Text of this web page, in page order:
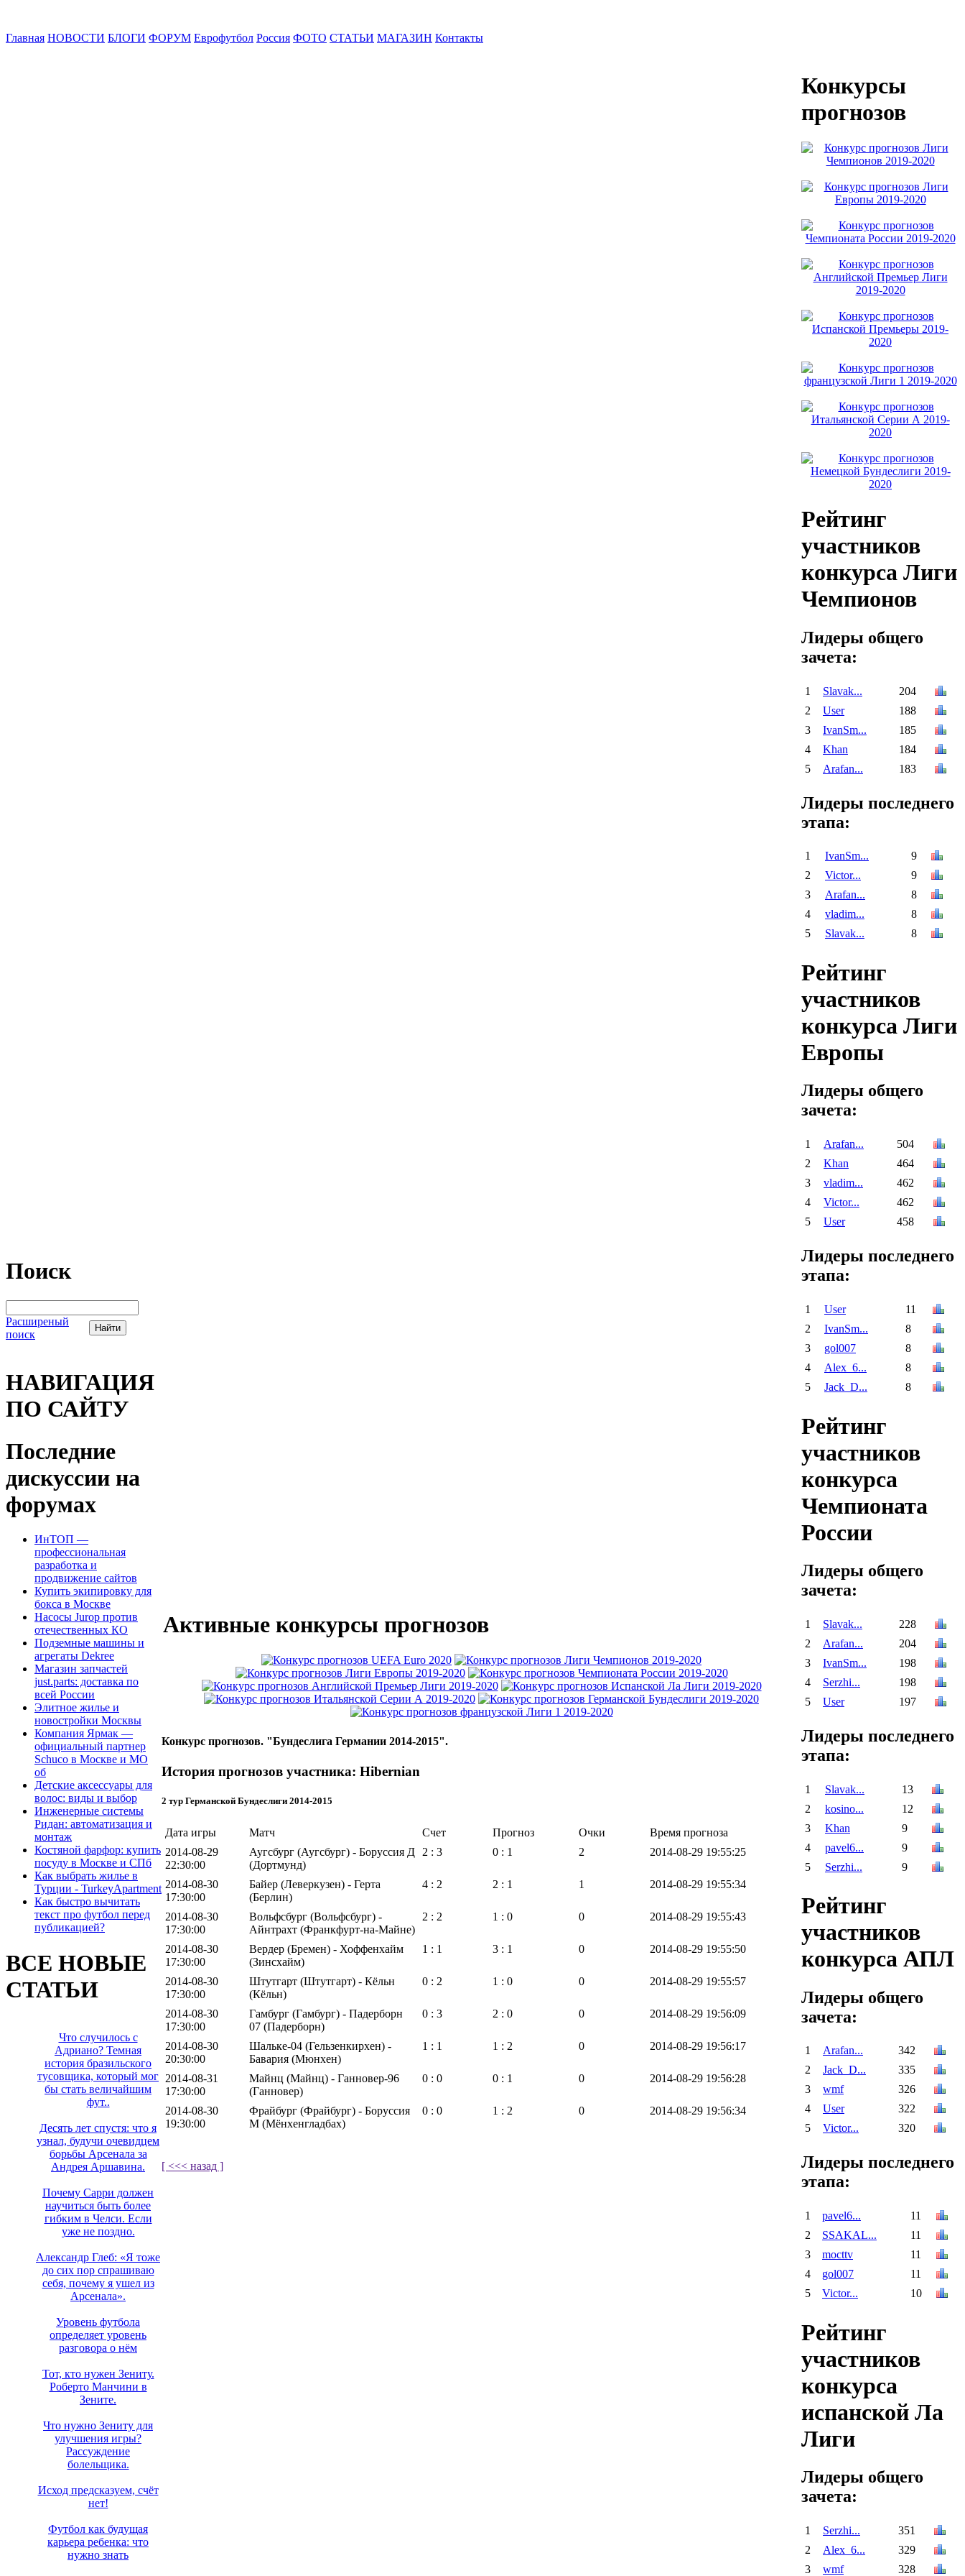
Главная НОВОСТИ БЛОГИ ФОРУМ Еврофутбол Россия ФОТО СТАТЬИ МАГАЗИН Контакты
Поиск
Расширеный
поиск
НАВИГАЦИЯ
ПО САЙТУ
Последние
дискуссии на
форумах
ИнТОП —
профессиональная
разработка и
продвижение сайтов
Купить экипировку для
бокса в Москве
Насосы Jurop против
отечественных КО
Подземные машины и
агрегаты Dekree
Магазин запчастей
just.parts: доставка по
всей России
Элитное жилье и
новостройки Москвы
Компания Ярмак —
официальный партнер
Schuco в Москве и МО
об
Детские аксессуары для
волос: виды и выбор
Инженерные системы
Ридан: автоматизация и
монтаж
Костяной фарфор: купить
посуду в Москве и СПб
Как выбрать жилье в
Турции - TurkeyApartment
Как быстро вычитать
текст про футбол перед
публикацией?
ВСЕ НОВЫЕ
СТАТЬИ
Что случилось с
Адриано? Темная
история бразильского
тусовщика, который мог
бы стать величайшим
фут..
Десять лет спустя: что я
узнал, будучи очевидцем
борьбы Арсенала за
Андрея Аршавина.
Почему Сарри должен
научиться быть более
гибким в Челси. Если
уже не поздно.
Александр Глеб: «Я тоже
до сих пор спрашиваю
себя, почему я ушел из
Арсенала».
Уровень футбола
определяет уровень
разговора о нём
Тот, кто нужен Зениту.
Роберто Манчини в
Зените.
Что нужно Зениту для
улучшения игры?
Рассуждение
болельщика.
Исход предсказуем, счёт
нет!
Футбол как будущая
карьера ребенка: что
нужно знать
Активные конкурсы прогнозов
Конкурс прогнозов. "Бундеслига Германии 2014-2015".
История прогнозов участника: Hibernian
2 тур Германской Бундеслиги 2014-2015
Дата игры Матч Счет Прогноз Очки
Время прогноза
2014-08-29
22:30:00
Аугсбург (Аугсбург) - Боруссия Д
(Дортмунд)
2 : 3 0 : 1 2 2014-08-29 19:55:25
2014-08-30
17:30:00
Байер (Леверкузен) - Герта
(Берлин)
4 : 2 2 : 1 1 2014-08-29 19:55:34
2014-08-30
17:30:00
Вольфсбург (Вольфсбург) -
Айнтрахт (Франкфурт-на-Майне)
2 : 2 1 : 0 0 2014-08-29 19:55:43
2014-08-30
17:30:00
Вердер (Бремен) - Хоффенхайм
(Зинсхайм)
1 : 1 3 : 1 0 2014-08-29 19:55:50
2014-08-30
17:30:00
Штутгарт (Штутгарт) - Кёльн
(Кёльн)
0 : 2 1 : 0 0 2014-08-29 19:55:57
2014-08-30
17:30:00
Гамбург (Гамбург) - Падерборн
07 (Падерборн)
0 : 3 2 : 0 0 2014-08-29 19:56:09
2014-08-30
20:30:00
Шальке-04 (Гельзенкирхен) -
Бавария (Мюнхен)
1 : 1 1 : 2 0 2014-08-29 19:56:17
2014-08-31
17:30:00
Майнц (Майнц) - Ганновер-96
(Ганновер)
0 : 0 0 : 1 0 2014-08-29 19:56:28
2014-08-30
19:30:00
Фрайбург (Фрайбург) - Боруссия
М (Мёнхенгладбах)
0 : 0 1 : 2 0 2014-08-29 19:56:34
[ <<< назад ]
Конкурсы
прогнозов
Рейтинг
участников
конкурса Лиги
Чемпионов
Лидеры общего
зачета:
1 Slavak...
204
2
User
188
3
IvanSm...
185
4
Khan
184
5
Arafan... 183
Лидеры последнего
этапа:
1 IvanSm...
9
2
Victor...
9
3
Arafan...
8
4
vladim...
8
5
Slavak... 8
Рейтинг
участников
конкурса Лиги
Европы
Лидеры общего
зачета:
1 Arafan...
504
2
Khan
464
3
vladim...
462
4
Victor...
462
5
User 458
Лидеры последнего
этапа:
1 User
11
2
IvanSm...
8
3
gol007
8
4
Alex_6...
8
5
Jack_D... 8
Рейтинг
участников
конкурса
Чемпионата
России
Лидеры общего
зачета:
1 Slavak...
228
2
Arafan...
204
3
IvanSm...
198
4
Serzhi...
198
5
User 197
Лидеры последнего
этапа:
1 Slavak...
13
2
kosino...
12
3
Khan
9
4
pavel6...
9
5
Serzhi... 9
Рейтинг
участников
конкурса АПЛ
Лидеры общего
зачета:
1 Arafan...
342
2
Jack_D...
335
3
wmf
326
4
User
322
5
Victor... 320
Лидеры последнего
этапа:
1 pavel6...
11
2
SSAKAL...
11
3
mocttv
11
4
gol007
11
5
Victor... 10
Рейтинг
участников
конкурса
испанской Ла
Лиги
Лидеры общего
зачета:
1 Serzhi...
351
2
Alex_6...
329
3
wmf 328